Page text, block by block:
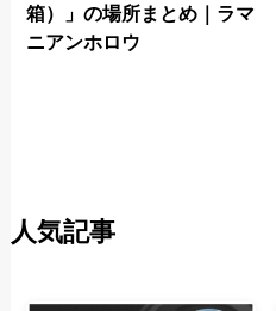
箱）」の場所まとめ｜ラマ
ニアンホロウ
人気記事